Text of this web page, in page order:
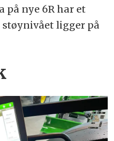
på nye 6R har et
støynivået ligger på